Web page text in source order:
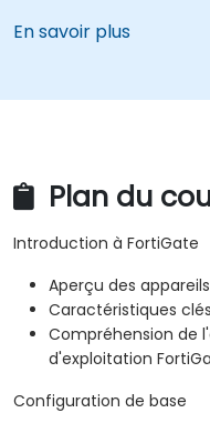
En savoir plus
Plan du
Introduction à FortiGate
Aperçu des
Caractéristiques
Compréhension de
d'exploitation
Configuration de base